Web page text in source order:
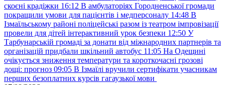
скоєні крадіжки 16:12 В амбулаторіях Городненської громади
покращили умови для пацієнтів і медперсоналу 14:48 В
Ізмаїльському районі поліцейські разом із театром імпровізації
провели для дітей інтерактивний урок безпеки 12:50 У
Тарбунарській громаді за донати від міжнародних партнерів та
організацій придбали шкільний автобус 11:05 На Одещині
очікується зниження температури та короткочасні грозові
дощі: прогноз 09:05 В Ізмаїлі вручили сертифікати учасникам
перших безоплатних курсів гагаузької мови